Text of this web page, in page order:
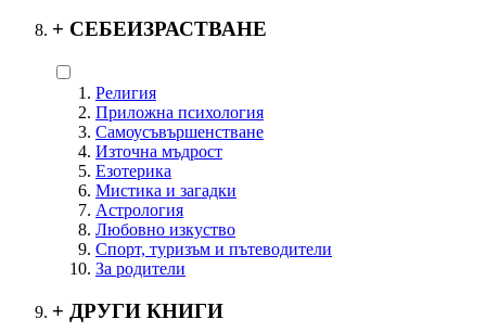
+ СЕБЕИЗРАСТВАНЕ
Религия
Приложна психология
Самоусъвършенстване
Източна мъдрост
Езотерика
Мистика и загадки
Астрология
Любовно изкуство
Спорт, туризъм и пътеводители
За родители
+ ДРУГИ КНИГИ